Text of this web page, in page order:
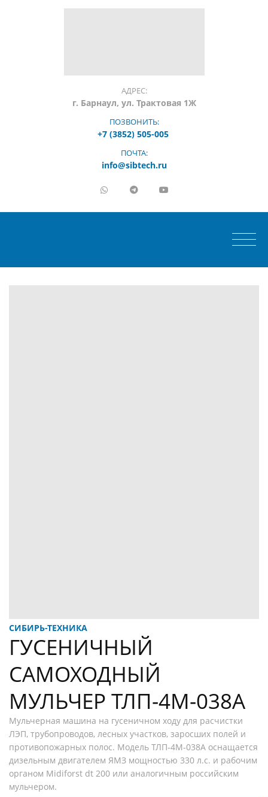
АДРЕС:
г. Барнаул, ул. Трактовая 1Ж
ПОЗВОНИТЬ:
+7 (3852) 505-005
ПОЧТА:
info@sibtech.ru
СИБИРЬ-ТЕХНИКА
ГУСЕНИЧНЫЙ
САМОХОДНЫЙ
МУЛЬЧЕР ТЛП-4М-038А
Мульчерная машина на гусеничном ходу для расчистки
ЛЭП, трубопроводов, лесных участков, заросших полей и
противопожарных полос. Модель ТЛП-4М-038А оснащается
дизельным двигателем ЯМЗ мощностью 330 л.с. и рабочим
органом Midiforst dt 200 или аналогичным российским
мульчером.
+